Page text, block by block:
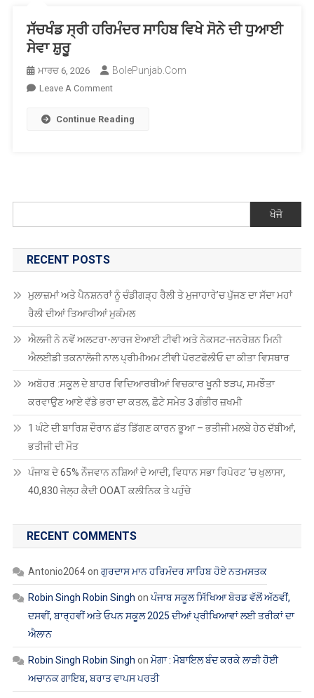
ਸੱਚਖੰਡ ਸ੍ਰੀ ਹਰਿਮੰਦਰ ਸਾਹਿਬ ਵਿਖੇ ਸੋਨੇ ਦੀ ਧੁਆਈ
ਸੇਵਾ ਸ਼ੁਰੂ
ਮਾਰਚ 6, 2026 BolePunjab.com
Leave A CommentOn
ਸ੍ਰੀ
ਦੀ
ਸ਼ੁਰੂ
Continue Reading
ਖੋਜੋ
RECENT POSTS
ਮੁਲਾਜ਼ਮਾਂ ਅਤੇ ਪੈਨਸ਼ਨਰਾਂ ਨੂੰ ਚੰਡੀਗੜ੍ਹ ਰੈਲੀ ਤੇ ਮੁਜਾਹਾਰੇ’ਚ ਪੁੱਜਣ ਦਾ ਸੱਦਾ ਮਹਾਂ
ਰੈਲੀ ਦੀਆਂ ਤਿਆਰੀਆਂ ਮੁਕੰਮਲ
ਐਲਜੀ ਨੇ ਨਵੇਂ ਅਲਟਰਾ-ਲਾਰਜ ਏਆਈ ਟੀਵੀ ਅਤੇ ਨੇਕਸਟ-ਜਨਰੇਸ਼ਨ ਮਿਨੀ
ਐਲਈਡੀ ਤਕਨਾਲੋਜੀ ਨਾਲ ਪ੍ਰੀਮੀਅਮ ਟੀਵੀ ਪੋਰਟਫੋਲੀਓ ਦਾ ਕੀਤਾ ਵਿਸਥਾਰ
ਅਬੋਹਰ :ਸਕੂਲ ਦੇ ਬਾਹਰ ਵਿਦਿਆਰਥੀਆਂ ਵਿਚਕਾਰ ਖੂਨੀ ਝੜਪ, ਸਮਝੌਤਾ
ਕਰਵਾਉਣ ਆਏ ਵੱਡੇ ਭਰਾ ਦਾ ਕਤਲ, ਛੋਟੇ ਸਮੇਤ 3 ਗੰਭੀਰ ਜ਼ਖਮੀ
1 ਘੰਟੇ ਦੀ ਬਾਰਿਸ਼ ਦੌਰਾਨ ਛੱਤ ਡਿੱਗਣ ਕਾਰਨ ਭੂਆ – ਭਤੀਜੀ ਮਲਬੇ ਹੇਠ ਦੱਬੀਆਂ,
ਭਤੀਜੀ ਦੀ ਮੌਤ
ਪੰਜਾਬ ਦੇ 65% ਨੌਜਵਾਨ ਨਸ਼ਿਆਂ ਦੇ ਆਦੀ, ਵਿਧਾਨ ਸਭਾ ਰਿਪੋਰਟ ‘ਚ ਖੁਲਾਸਾ,
40,830 ਜੇਲ੍ਹ ਕੈਦੀ OOAT ਕਲੀਨਿਕ ਤੇ ਪਹੁੰਚੇ
RECENT COMMENTS
Antonio2064on ਗੁਰਦਾਸ ਮਾਨ ਹਰਿਮੰਦਰ ਸਾਹਿਬ ਹੋਏ ਨਤਮਸਤਕ
Robin Singh Robin Singh onਪੰਜਾਬ ਸਕੂਲ ਸਿੱਖਿਆ ਬੋਰਡ ਵੱਲੋਂ ਅੱਠਵੀਂ,
ਦਸਵੀਂ, ਬਾਰ੍ਹਵੀਂ ਅਤੇ ਓਪਨ ਸਕੂਲ 2025 ਦੀਆਂ ਪ੍ਰੀਖਿਆਵਾਂ ਲਈ ਤਰੀਕਾਂ ਦਾ
ਐਲਾਨ
Robin Singh Robin Singh on ਮੋਗਾ : ਮੋਬਾਇਲ ਬੰਦ ਕਰਕੇ ਲਾੜੀ ਹੋਈ
ਅਚਾਨਕ ਗਾਇਬ, ਬਰਾਤ ਵਾਪਸ ਪਰਤੀ